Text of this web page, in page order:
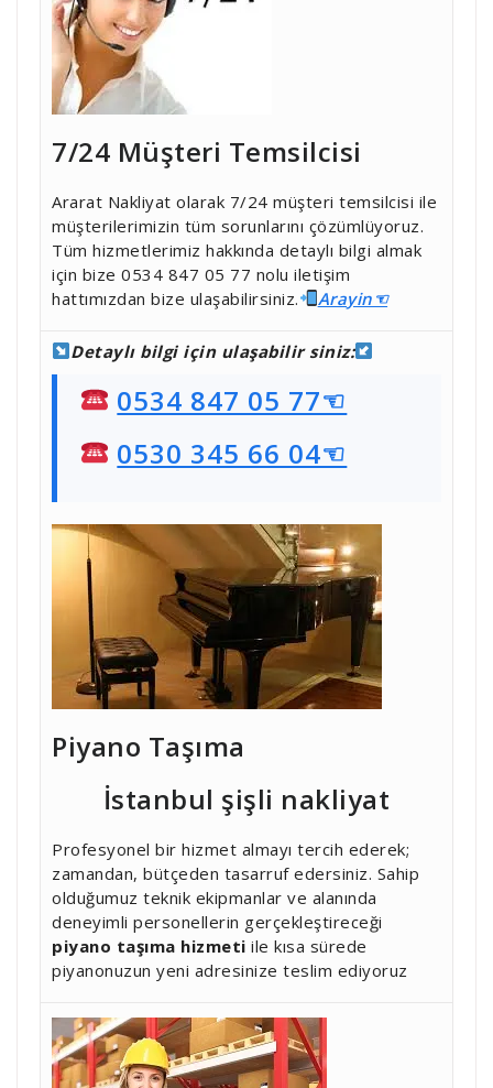
7/24 Müşteri Temsilcisi
Ararat Nakliyat olarak 7/24 müşteri temsilcisi ile
müşterilerimizin tüm sorunlarını çözümlüyoruz.
Tüm hizmetlerimiz hakkında detaylı bilgi almak
için bize 0534 847 05 77 nolu iletişim
hattımızdan bize ulaşabilirsiniz.
Arayin☜
Detaylı bilgi için ulaşabilir siniz:
0534 847 05 77☜
0530 345 66 04☜
Piyano Taşıma
İstanbul şişli nakliyat
Profesyonel bir hizmet almayı tercih ederek;
zamandan, bütçeden tasarruf edersiniz. Sahip
olduğumuz teknik ekipmanlar ve alanında
deneyimli personellerin gerçekleştireceği
piyano taşıma hizmeti ile kısa sürede
piyanonuzun yeni adresinize teslim ediyoruz